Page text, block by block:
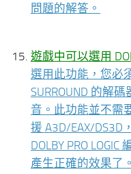
問題的解答。
遊戲中可以選用
選用此功能，您必
SURROUND 的解
音。此功能並不需
援 A3D/EAX/DS3D
DOLBY PRO
產生正確的效果了